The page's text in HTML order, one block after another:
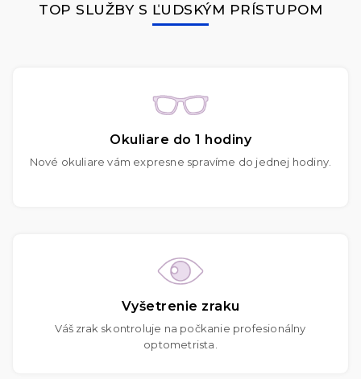
TOP SLUŽBY S ĽUDSKÝM PRÍSTUPOM
Okuliare do 1 hodiny
Nové okuliare vám expresne spravíme do jednej hodiny.
Vyšetrenie zraku
Váš zrak skontroluje na počkanie profesionálny
optometrista.